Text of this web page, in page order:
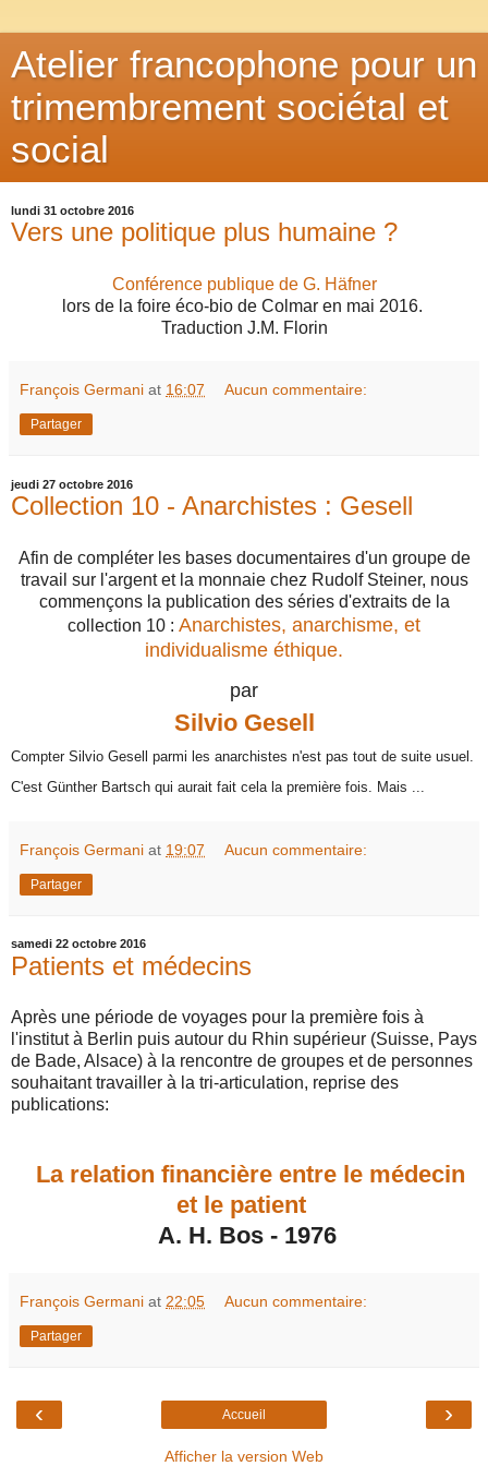
Atelier francophone pour un
trimembrement sociétal et
social
lundi 31 octobre 2016
Vers une politique plus humaine ?
Conférence publique de G. Häfner
lors de la foire éco-bio de Colmar en mai 2016.
Traduction J.M. Florin
François Germani at 16:07 Aucun commentaire:
Partager
jeudi 27 octobre 2016
Collection 10 - Anarchistes : Gesell
Afin de compléter les bases documentaires d'un groupe de
travail sur l'argent et la monnaie chez Rudolf Steiner, nous
commençons la publication des séries d'extraits de la
collection 10 : Anarchistes, anarchisme, et
individualisme éthique.
par
Silvio Gesell
Compter Silvio Gesell parmi les anarchistes n'est pas tout de suite usuel.
C'est Günther Bartsch qui aurait fait cela la première fois. Mais ...
François Germani at 19:07 Aucun commentaire:
Partager
samedi 22 octobre 2016
Patients et médecins
Après une période de voyages pour la première fois à
l'institut à Berlin puis autour du Rhin supérieur (Suisse, Pays
de Bade, Alsace) à la rencontre de groupes et de personnes
souhaitant travailler à la tri-articulation, reprise des
publications:
La relation financière entre le médecin
et le patient
A. H. Bos - 1976
François Germani at 22:05 Aucun commentaire:
Partager
‹ ›
Accueil
Afficher la version Web